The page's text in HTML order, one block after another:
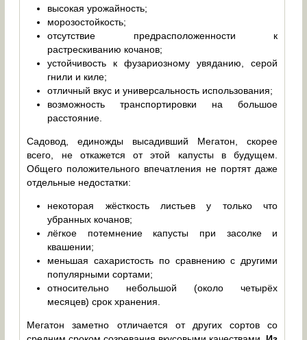
высокая урожайность;
морозостойкость;
отсутствие предрасположенности к
растрескиванию кочанов;
устойчивость к фузариозному увяданию, серой
гнили и киле;
отличный вкус и универсальность использования;
возможность транспортировки на большое
расстояние.
Садовод, единожды высадивший Мегатон, скорее
всего, не откажется от этой капусты в будущем.
Общего положительного впечатления не портят даже
отдельные недостатки:
некоторая жёсткость листьев у только что
убранных кочанов;
лёгкое потемнение капусты при засолке и
квашении;
меньшая сахаристость по сравнению с другими
популярными сортами;
относительно небольшой (около четырёх
месяцев) срок хранения.
Мегатон заметно отличается от других сортов со